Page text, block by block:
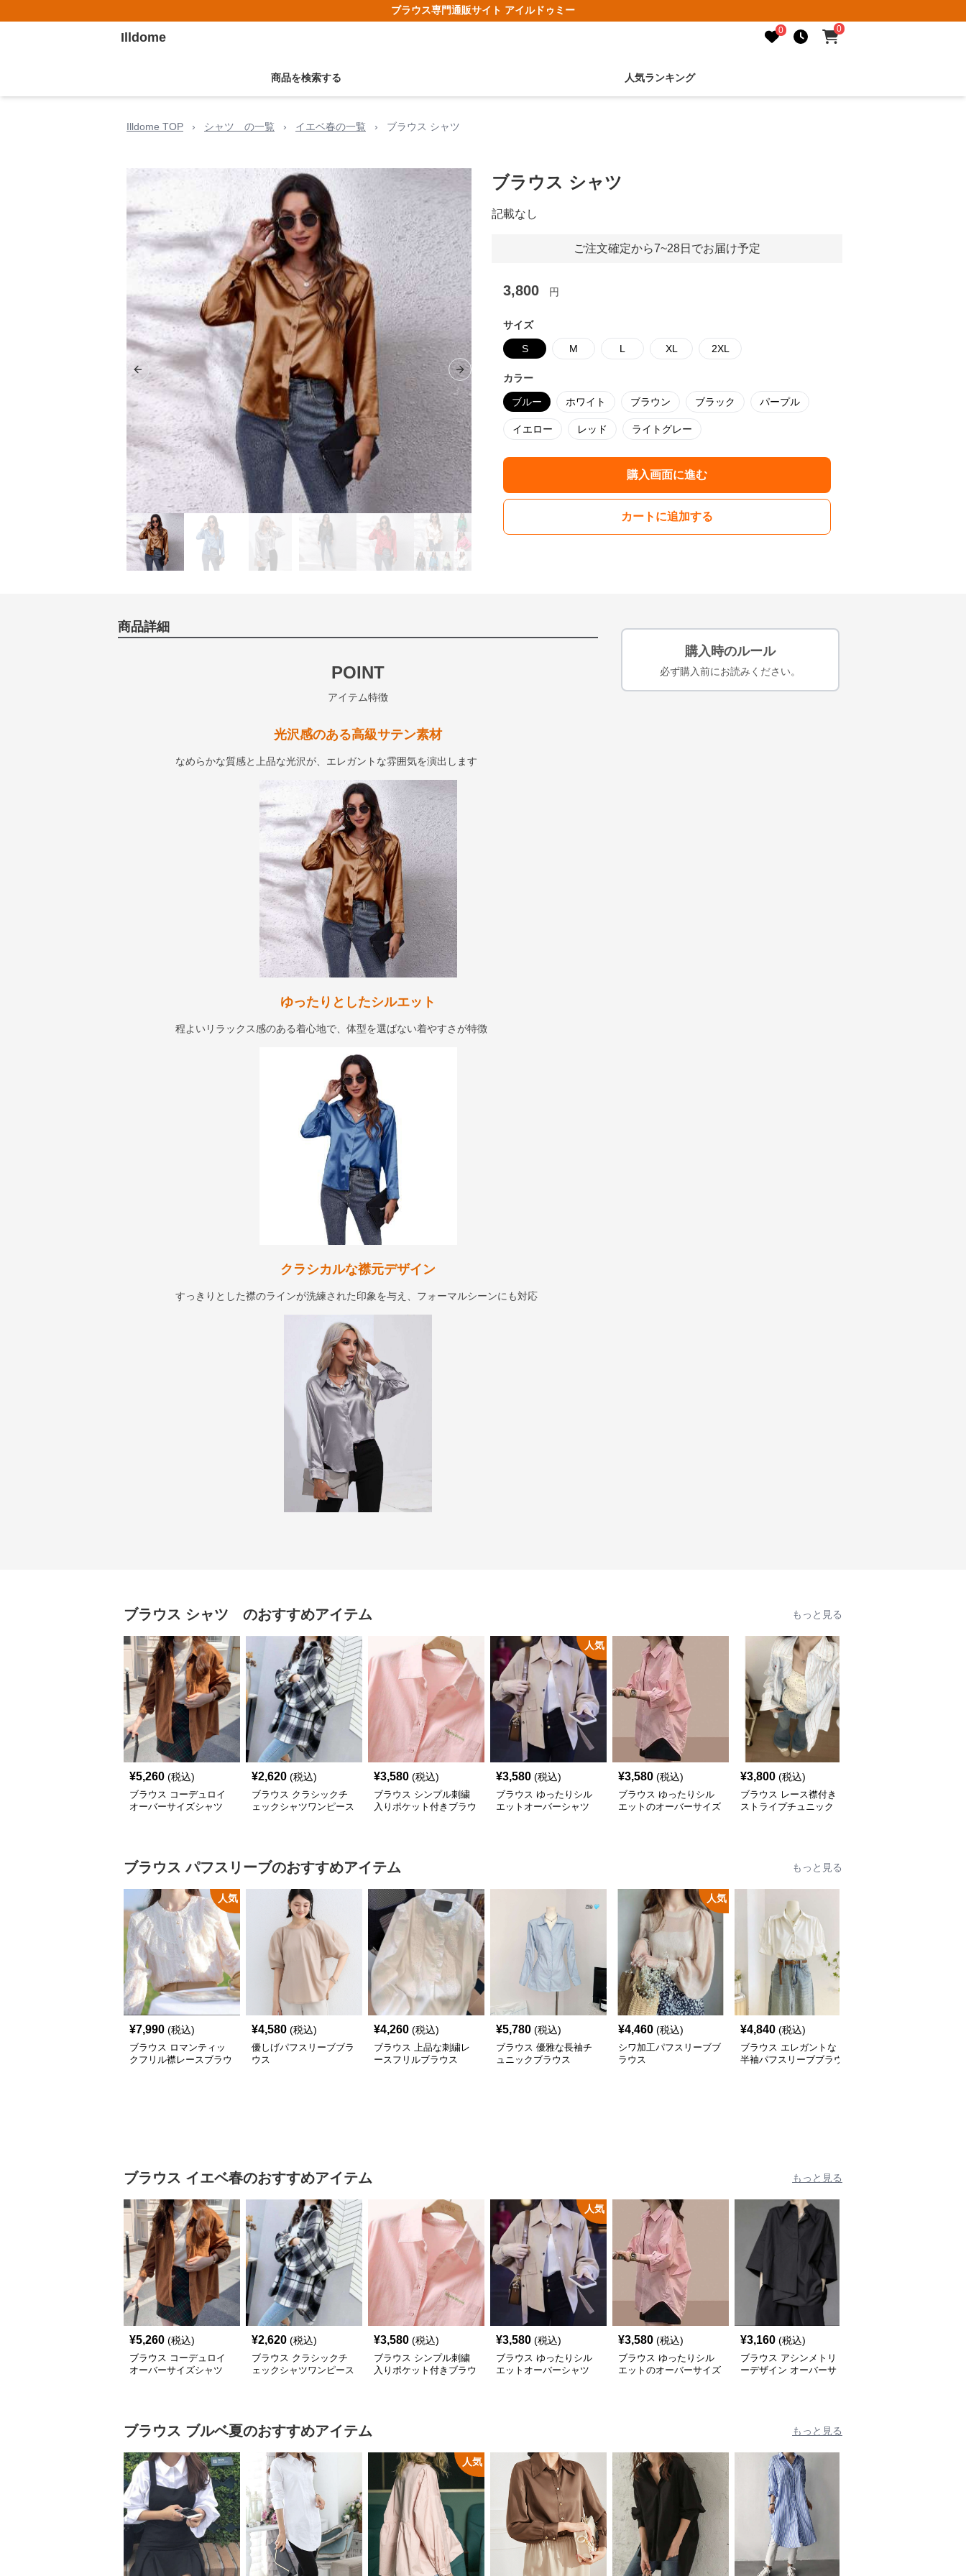
ブラウス専門通販サイト アイルドゥミー
Illdome 0 0
商品を検索する 人気ランキング
Illdome TOP › シャツ の一覧 › イエベ春の一覧 › ブラウス シャツ
Previous slide Next slide
ブラウス シャツ
記載なし
ご注文確定から7~28日でお届け予定
3,800 円
サイズ
S M L XL 2XL
カラー
ブルー ホワイト ブラウン ブラック パープル
イエロー レッド ライトグレー
購入画面に進む
カートに追加する
商品詳細
POINT
アイテム特徴
光沢感のある高級サテン素材
なめらかな質感と上品な光沢が、エレガントな雰囲気を演出します
ゆったりとしたシルエット
程よいリラックス感のある着心地で、体型を選ばない着やすさが特徴
クラシカルな襟元デザイン
すっきりとした襟のラインが洗練された印象を与え、フォーマルシーンにも対応
購入時のルール
必ず購入前にお読みください。
ブラウス シャツ のおすすめアイテム もっと見る
¥5,260 (税込)
ブラウス コーデュロイ
オーバーサイズシャツ
¥2,620 (税込)
ブラウス クラシックチ
ェックシャツワンピース
¥3,580 (税込)
ブラウス シンプル刺繍
入りポケット付きブラウ
人気
¥3,580 (税込)
ブラウス ゆったりシル
エットオーバーシャツ
¥3,580 (税込)
ブラウス ゆったりシル
エットのオーバーサイズ
¥3,800 (税込)
ブラウス レース襟付き
ストライプチュニック
ブラウス パフスリーブのおすすめアイテム もっと見る
人気
¥7,990 (税込)
ブラウス ロマンティッ
クフリル襟レースブラウ
¥4,580 (税込)
優しげパフスリーブブラ
ウス
¥4,260 (税込)
ブラウス 上品な刺繍レ
ースフリルブラウス
¥5,780 (税込)
ブラウス 優雅な長袖チ
ュニックブラウス
人気
¥4,460 (税込)
シワ加工パフスリーブブ
ラウス
¥4,840 (税込)
ブラウス エレガントな
半袖パフスリーブブラウ
ブラウス イエベ春のおすすめアイテム もっと見る
¥5,260 (税込)
ブラウス コーデュロイ
オーバーサイズシャツ
¥2,620 (税込)
ブラウス クラシックチ
ェックシャツワンピース
¥3,580 (税込)
ブラウス シンプル刺繍
入りポケット付きブラウ
人気
¥3,580 (税込)
ブラウス ゆったりシル
エットオーバーシャツ
¥3,580 (税込)
ブラウス ゆったりシル
エットのオーバーサイズ
¥3,160 (税込)
ブラウス アシンメトリ
ーデザイン オーバーサ
ブラウス ブルベ夏のおすすめアイテム もっと見る
人気